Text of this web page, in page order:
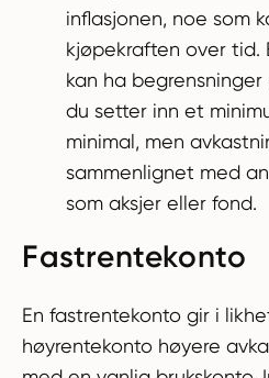
inflasjonen, noe som
kjøpekraften over tid.
kan ha
du setter inn et
minimal, men
sammenlignet med
som aksjer eller fond.
Fastrentekonto
En fastrentekonto gir i
høyrentekonto høyere